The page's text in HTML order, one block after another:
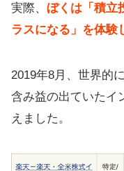
実際、 ぼくは「積立
ラスになる」を体験
2019年8月、世界的
含み益の出ていたイ
えました。